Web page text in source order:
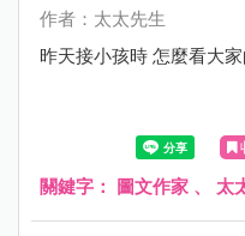
作者：太太先生
昨天接小孩時 怎麼看大
關鍵字： 圖文作家 、 太